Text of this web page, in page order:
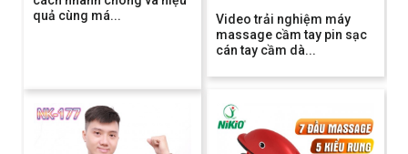
quả cùng má...
Video trải nghiệm máy
massage cầm tay pin sạc
cán tay cầm dà...